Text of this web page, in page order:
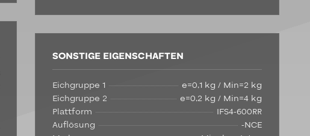
SONSTIGE EIGENSCHAFTEN
Eichgruppe 1
e=0,1 kg / Min=2 kg
Eichgruppe 2
e=0,2 kg / Min=4 kg
Plattform
IFS4-600RR
Auflösung
-NCE